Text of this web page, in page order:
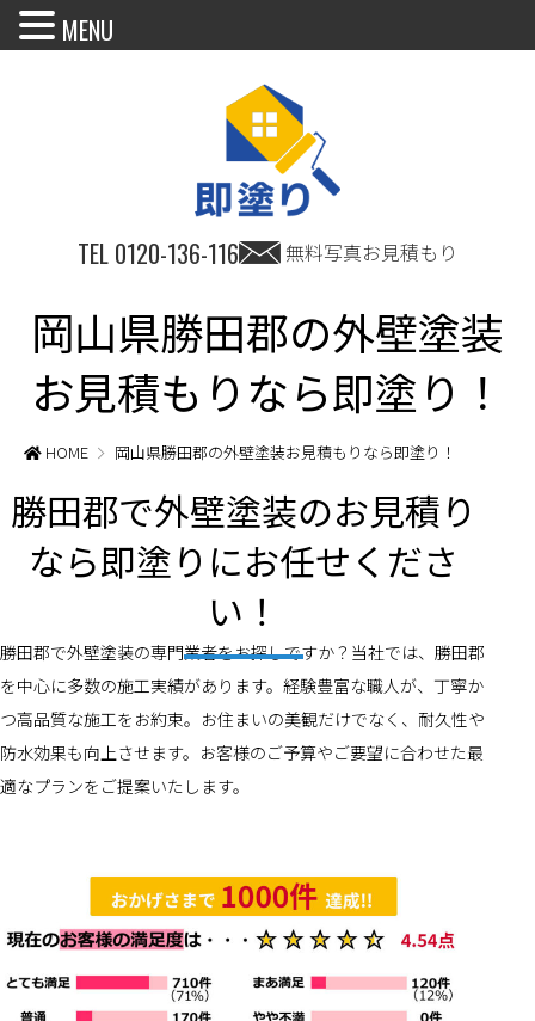
TEL 0120-136-116 無料写真お見積もり
岡山県勝田郡の外壁塗装
お見積もりなら即塗り！
HOME 岡山県勝田郡の外壁塗装お見積もりなら即塗り！
勝田郡で外壁塗装のお見積り
なら即塗りにお任せくださ
い！
勝田郡で外壁塗装の専門業者をお探しですか？当社では、勝田郡
を中心に多数の施工実績があります。経験豊富な職人が、丁寧か
つ高品質な施工をお約束。お住まいの美観だけでなく、耐久性や
防水効果も向上させます。お客様のご予算やご要望に合わせた最
適なプランをご提案いたします。
MENU